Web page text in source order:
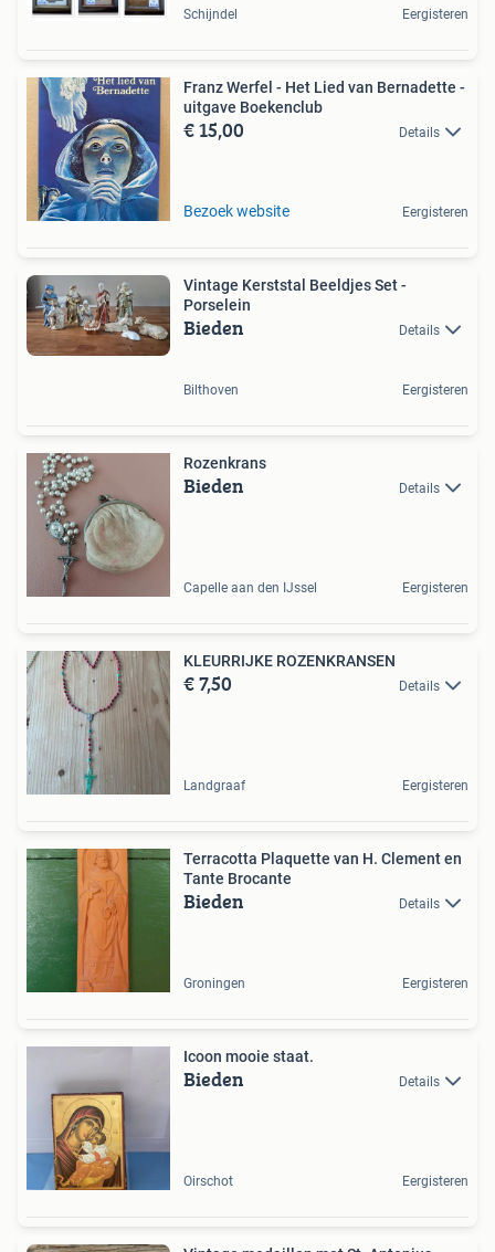
Schijndel Eergisteren
Franz Werfel - Het Lied van Bernadette -
uitgave Boekenclub
€ 15,00 Details
Bezoek website Eergisteren
Vintage Kerststal Beeldjes Set -
Porselein
Bieden Details
Bilthoven Eergisteren
Rozenkrans
Bieden Details
Capelle aan den IJssel Eergisteren
KLEURRIJKE ROZENKRANSEN
€ 7,50 Details
Landgraaf Eergisteren
Terracotta Plaquette van H. Clement en
Tante Brocante
Bieden Details
Groningen Eergisteren
Icoon mooie staat.
Bieden Details
Oirschot Eergisteren